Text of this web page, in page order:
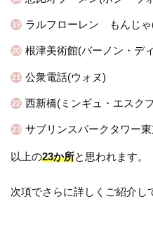
ラルフローレン もんじゃ
根津美術館(バーノン・デ
公衆電話(ウォヌ)
西新橋(ミンギュ・エスク
サブリンスパークタワー
以上の23か所と思われます。
次項でさらに詳しくご紹介し